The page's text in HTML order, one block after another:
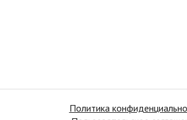
Политика